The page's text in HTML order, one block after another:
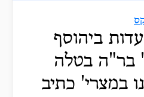
ביהוסף
בר"ה בטלה
במצרי' כתיב